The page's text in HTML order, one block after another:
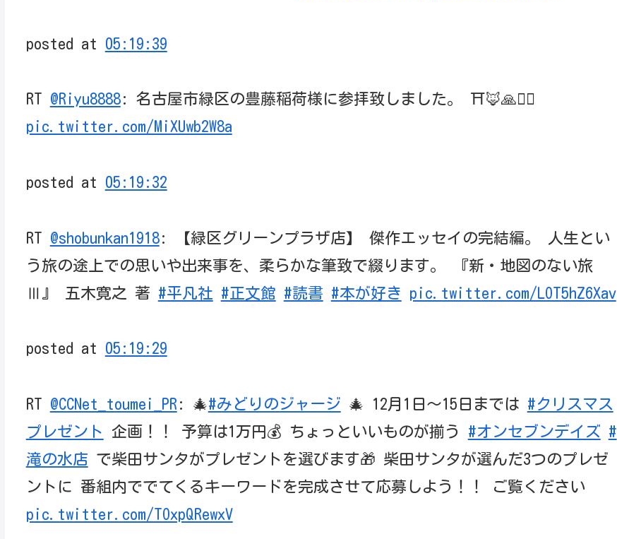
posted at 05:19:39
RT @Riyu8888: 名古屋市緑区の豊藤稲荷様に参拝致しました。 ⛩️🦊🙏🙇‍♂️
pic.twitter.com/MiXUwb2W8a
posted at 05:19:32
RT @shobunkan1918: 【緑区グリーンプラザ店】 傑作エッセイの完結編。 人生とい
う旅の途上での思いや出来事を、柔らかな筆致で綴ります。 『新・地図のない旅
Ⅲ』 五木寛之 著 #平凡社 #正文館 #読書 #本が好き pic.twitter.com/LOT5hZ6Xav
posted at 05:19:29
RT @CCNet_toumei_PR : 🎄#みどりのジャージ 🎄 12月1日〜15日までは #クリスマス
プレゼント
企画！！ 予算は1万円💰 ちょっといいものが揃う #オンセブンデイズ #
滝の水店 で柴田サンタがプレゼントを選びます🎁 柴田サンタが選んだ3つのプレゼ
ントに 番組内ででてくるキーワードを完成させて応募しよう！！ ご覧ください
pic.twitter.com/TOxpQRewxV